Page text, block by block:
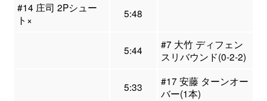
#14 庄司 2Pシュー
ト×
5:48
5:44
#7 大竹 ディフェン
スリバウンド(0-2-2)
5:33
#17 安藤 ターンオー
バー(1本)